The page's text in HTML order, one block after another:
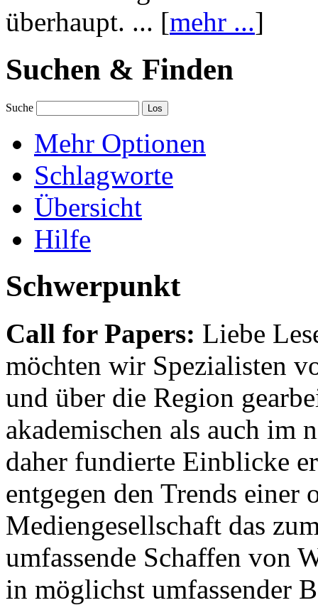
überhaupt. ... [mehr ...]
Suchen & Finden
Suche
Mehr Optionen
Schlagworte
Übersicht
Hilfe
Schwerpunkt
Call for Papers: Liebe
möchten wir Spezialisten
und über die Region
akademischen als auch im
daher fundierte Einblicke
entgegen den Trends einer
Mediengesellschaft das
umfassende Schaffen von
in möglichst umfassender